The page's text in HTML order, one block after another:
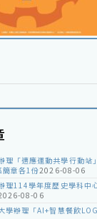
理「適應運動共學行動站
簡章各1份2026-08-06
理114學年度歷史學科中
08-06
學辦理「AI+智慧餐飲